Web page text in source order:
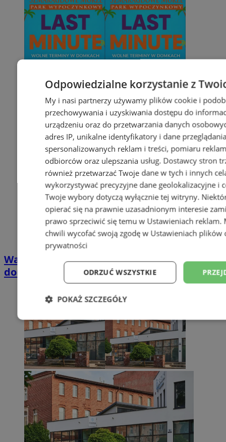
Wakacyjny wypoczynek nad Bałtykiem w
domkach Szmaragdowe Morze
Odpowiedzialne korzystanie z
My i nasi partnerzy używamy plików cookie i
przechowywania i uzyskiwania dostępu do
urządzeniu oraz do przetwarzania danych
adres IP, unikalne identyfikatory i dane
spersonalizowanych reklam i treści, pomiaru
odbiorców oraz ulepszania usług. Dostawcy stron
również przetwarzać Twoje dane w tych i innych
wykorzystywać precyzyjne dane geolokalizacyjne i
Twoje wybory dotyczą wyłącznie tej witryny.
opierać się na prawnie uzasadnionym interesie
prawo sprzeciwić się temu w Ustawieniach reklam.
chwili wycofać swoją zgodę w Ustawieniach plików
prywatności
ODRZUĆ WSZYSTKIE
POKAŻ SZCZEGÓŁY
Niezbędne Wydajność
Niesklasyfikowane
Niezbędne Wydajność Targetowanie